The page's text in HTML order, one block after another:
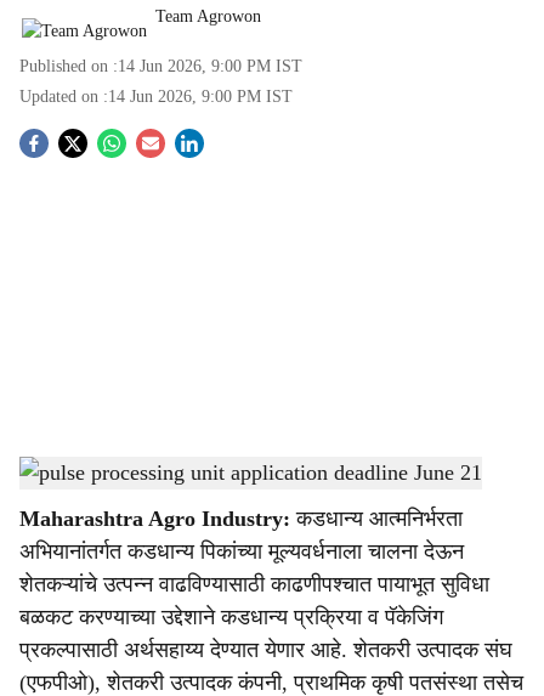
Team Agrowon
Published on :14 Jun 2026, 9:00 PM IST
Updated on :14 Jun 2026, 9:00 PM IST
S
a
r
e
Apply for pulse processing and packaging project-Agrowon
Maharashtra Agro Industry: कडधान्य आत्मनिर्भरता
अभियानांतर्गत कडधान्य पिकांच्या मूल्यवर्धनाला चालना देऊन
शेतकऱ्यांचे उत्पन्न वाढविण्यासाठी काढणीपश्चात पायाभूत सुविधा
बळकट करण्याच्या उद्देशाने कडधान्य प्रक्रिया व पॅकेजिंग
प्रकल्पासाठी अर्थसहाय्य देण्यात येणार आहे. शेतकरी उत्पादक संघ
(एफपीओ), शेतकरी उत्पादक कंपनी, प्राथमिक कृषी पतसंस्था तसेच